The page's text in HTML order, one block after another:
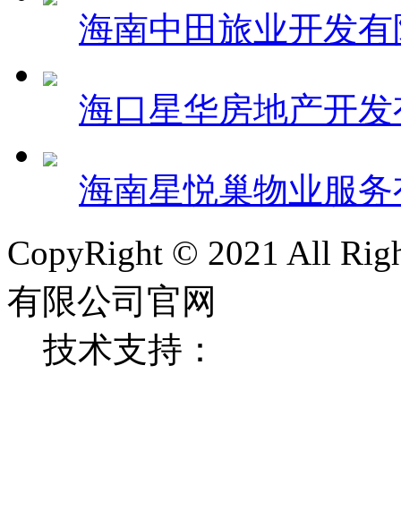
海南中田旅业开发
海口星华房地产开
海南星悦巢物业服
CopyRight © 2021 All
有限公司官网
技术支持：